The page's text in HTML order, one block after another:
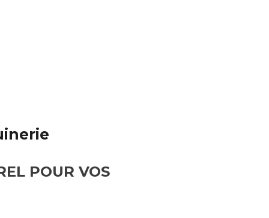
POUR VOS